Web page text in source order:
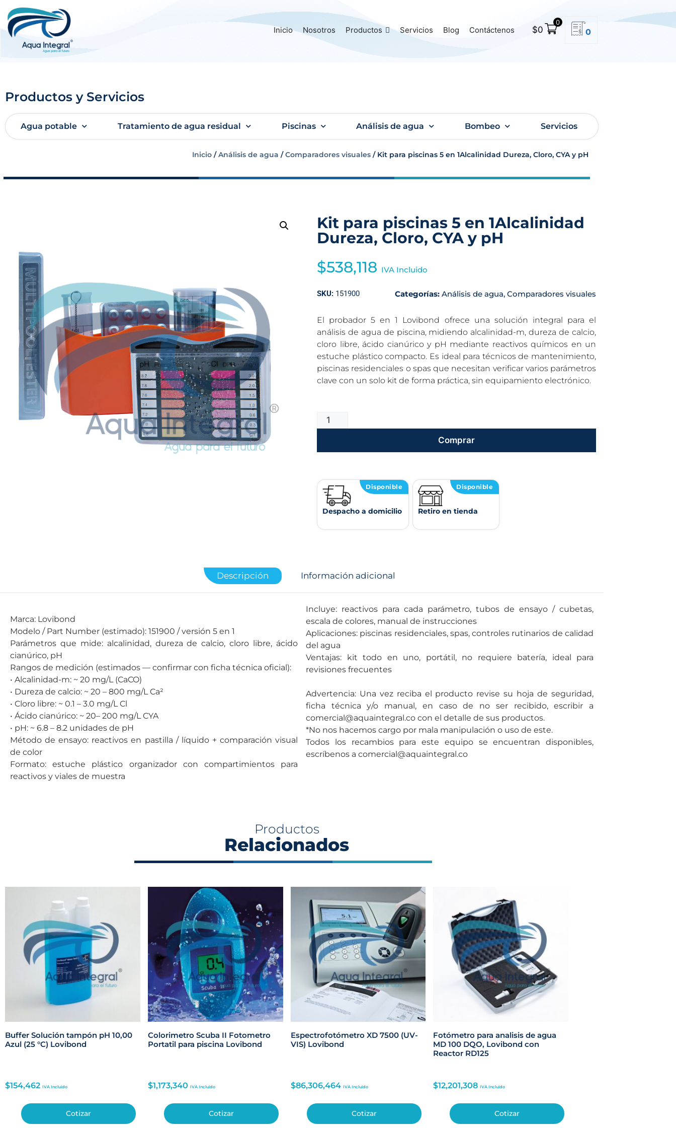
Inicio Nosotros Productos Servicios Blog Contáctenos $0
0
0
Productos y Servicios
Agua potable Tratamiento de agua residual Piscinas Análisis de agua Bombeo Servicios
Inicio /Análisis de agua /Comparadores visuales / Kit para piscinas 5 en 1Alcalinidad Dureza, Cloro, CYA y pH
Kit para piscinas 5 en 1Alcalinidad
Dureza, Cloro, CYA y pH
$538,118 IVA Incluido
SKU: 151900 Categorías: Análisis de agua, Comparadores visuales
El probador 5 en 1 Lovibond ofrece una solución integral para el
análisis de agua de piscina, midiendo alcalinidad-m, dureza de calcio,
cloro libre, ácido cianúrico y pH mediante reactivos químicos en un
estuche plástico compacto. Es ideal para técnicos de mantenimiento,
piscinas residenciales o spas que necesitan verificar varios parámetros
clave con un solo kit de forma práctica, sin equipamiento electrónico.
Comprar
Disponible
Despacho a domicilio
Disponible
Retiro en tienda
Descripción Información adicional
Marca: Lovibond
Modelo / Part Number (estimado): 151900 / versión 5 en 1
Parámetros que mide: alcalinidad, dureza de calcio, cloro libre, ácido
cianúrico, pH
Rangos de medición (estimados — confirmar con ficha técnica oficial):
• Alcalinidad-m: ~ 20 mg/L (CaCO)
• Dureza de calcio: ~ 20 – 800 mg/L Ca²
• Cloro libre: ~ 0.1 – 3.0 mg/L Cl
• Ácido cianúrico: ~ 20– 200 mg/L CYA
• pH: ~ 6.8 – 8.2 unidades de pH
Método de ensayo: reactivos en pastilla / líquido + comparación visual
de color
Formato: estuche plástico organizador con compartimientos para
reactivos y viales de muestra
Incluye: reactivos para cada parámetro, tubos de ensayo / cubetas,
escala de colores, manual de instrucciones
Aplicaciones: piscinas residenciales, spas, controles rutinarios de calidad
del agua
Ventajas: kit todo en uno, portátil, no requiere batería, ideal para
revisiones frecuentes
Advertencia: Una vez reciba el producto revise su hoja de seguridad,
ficha técnica y/o manual, en caso de no ser recibido, escribir a
comercial@aquaintegral.co con el detalle de sus productos.
*No nos hacemos cargo por mala manipulación o uso de este.
Todos los recambios para este equipo se encuentran disponibles,
escríbenos a comercial@aquaintegral.co
Productos
Relacionados
Buffer Solución tampón pH 10,00
Azul (25 °C) Lovibond
$154,462 IVA Incluido
Cotizar
Colorimetro Scuba II Fotometro
Portatil para piscina Lovibond
$1,173,340 IVA Incluido
Cotizar
Espectrofotómetro XD 7500 (UV-
VIS) Lovibond
$86,306,464 IVA Incluido
Cotizar
Fotómetro para analisis de agua
MD 100 DQO, Lovibond con
Reactor RD125
$12,201,308 IVA Incluido
Cotizar